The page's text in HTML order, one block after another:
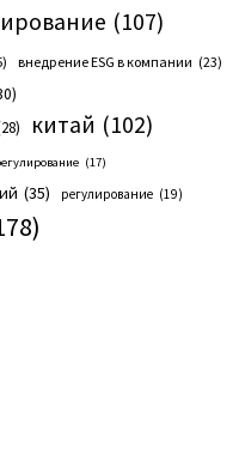
(107)
внедрение ESG в компании (23)
китай (102)
(17)
(35) регулирование (19)